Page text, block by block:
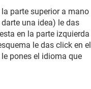
parte superior a mano
una idea) le das
en la parte izquierda
le das click en el
pones el idioma que